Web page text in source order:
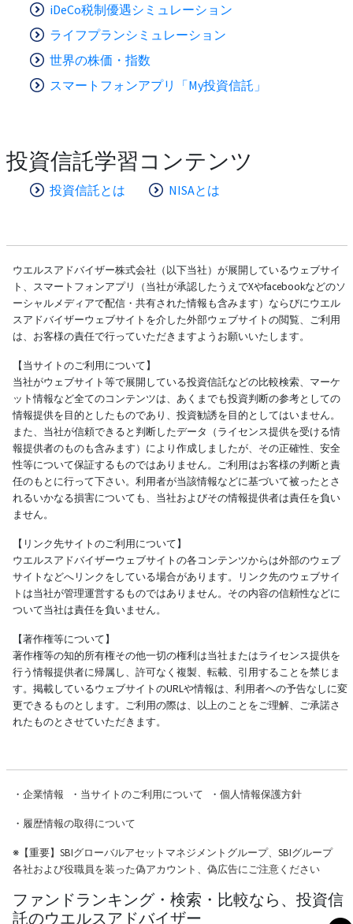
iDeCo税制優遇シミュレーション
ライフプランシミュレーション
世界の株価・指数
スマートフォンアプリ「My投資信託」
投資信託学習コンテンツ
投資信託とは NISAとは
ウエルスアドバイザー株式会社（以下当社）が展開しているウェブサイ
ト、スマートフォンアプリ（当社が承認したうえでXやfacebookなどのソ
ーシャルメディアで配信・共有された情報も含みます）ならびにウエル
スアドバイザーウェブサイトを介した外部ウェブサイトの閲覧、ご利用
は、お客様の責任で行っていただきますようお願いいたします。
【当サイトのご利用について】
当社がウェブサイト等で展開している投資信託などの比較検索、マーケ
ット情報など全てのコンテンツは、あくまでも投資判断の参考としての
情報提供を目的としたものであり、投資勧誘を目的としてはいません。
また、当社が信頼できると判断したデータ（ライセンス提供を受ける情
報提供者のものも含みます）により作成しましたが、その正確性、安全
性等について保証するものではありません。ご利用はお客様の判断と責
任のもとに行って下さい。利用者が当該情報などに基づいて被ったとさ
れるいかなる損害についても、当社およびその情報提供者は責任を負い
ません。
【リンク先サイトのご利用について】
ウエルスアドバイザーウェブサイトの各コンテンツからは外部のウェブ
サイトなどへリンクをしている場合があります。リンク先のウェブサイ
トは当社が管理運営するものではありません。その内容の信頼性などに
ついて当社は責任を負いません。
【著作権等について】
著作権等の知的所有権その他一切の権利は当社またはライセンス提供を
行う情報提供者に帰属し、許可なく複製、転載、引用することを禁じま
す。掲載しているウェブサイトのURLや情報は、利用者への予告なしに変
更できるものとします。ご利用の際は、以上のことをご理解、ご承諾さ
れたものとさせていただきます。
・ 企業情報 ・ 当サイトのご利用について ・ 個人情報保護方針
・ 履歴情報の取得について
※【重要】SBIグローバルアセットマネジメントグループ、SBIグループ
各社および役職員を装った偽アカウント、偽広告にご注意ください
ファンドランキング・検索・比較なら、投資信
託のウエルスアドバイザー